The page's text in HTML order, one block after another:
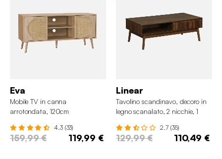
Eva
Mobile TV in canna
arrotondata, 120cm
4.3 (33)
159,99 € 119,99 €
Linear
Tavolino scandinavo, decoro in
legno scanalato, 2 nicchie, 1
2.7 (35)
129,99 € 110,49 €